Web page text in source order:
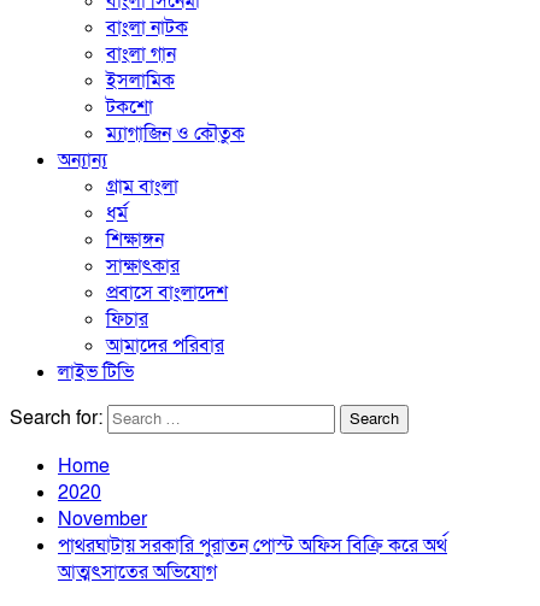
বাংলা নাটক
বাংলা গান
ইসলামিক
টকশো
ম্যাগাজিন ও কৌতুক
অন্যান্য
গ্রাম বাংলা
ধর্ম
শিক্ষাঙ্গন
সাক্ষাৎকার
প্রবাসে বাংলাদেশ
ফিচার
আমাদের পরিবার
লাইভ টিভি
Search for:
Home
2020
November
পাথরঘাটায় সরকারি পুরাতন পোস্ট অফিস বিক্রি করে অর্থ
আত্মৎসাতের অভিযোগ